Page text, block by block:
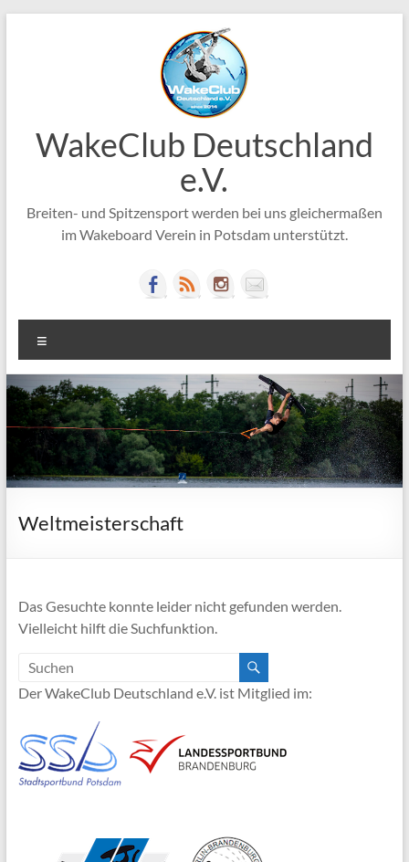
WakeClub Deutschland
e.V.
Breiten- und Spitzensport werden bei uns gleichermaßen
im Wakeboard Verein in Potsdam unterstützt.
Weltmeisterschaft
Das Gesuchte konnte leider nicht gefunden werden.
Vielleicht hilft die Suchfunktion.
Der WakeClub Deutschland e.V. ist Mitglied im: